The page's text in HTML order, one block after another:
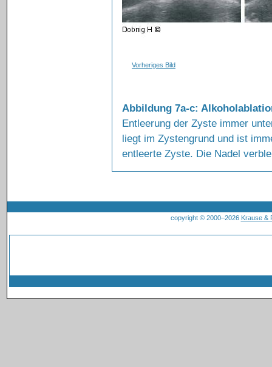
Vorheriges Bild
Abbildung 7a-c:
Entleerung der Zyste immer
liegt im Zystengrund und ist
entleerte Zyste. Die Nadel
copyright © 2000–2026 Krause &